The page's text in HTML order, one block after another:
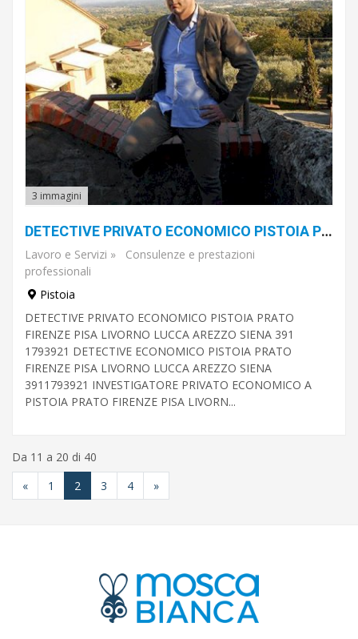
3 immagini
DETECTIVE PRIVATO ECONOMICO PISTOIA PRATO FIRENZE PISA LIVORNO LUCCA AREZZO SIENA 391 1793921 DETECTIVE ECONOMICO PISTOIA PRATO FIRENZE PISA LIVORNO LUCCA AREZZO SIENA 3911793921
Lavoro e Servizi »
Consulenze e prestazioni
professionali
Pistoia
DETECTIVE PRIVATO ECONOMICO PISTOIA PRATO
FIRENZE PISA LIVORNO LUCCA AREZZO SIENA 391
1793921 DETECTIVE ECONOMICO PISTOIA PRATO
FIRENZE PISA LIVORNO LUCCA AREZZO SIENA
3911793921 INVESTIGATORE PRIVATO ECONOMICO A
PISTOIA PRATO FIRENZE PISA LIVORN...
Da 11 a 20 di 40
«
1 2 3 4 »